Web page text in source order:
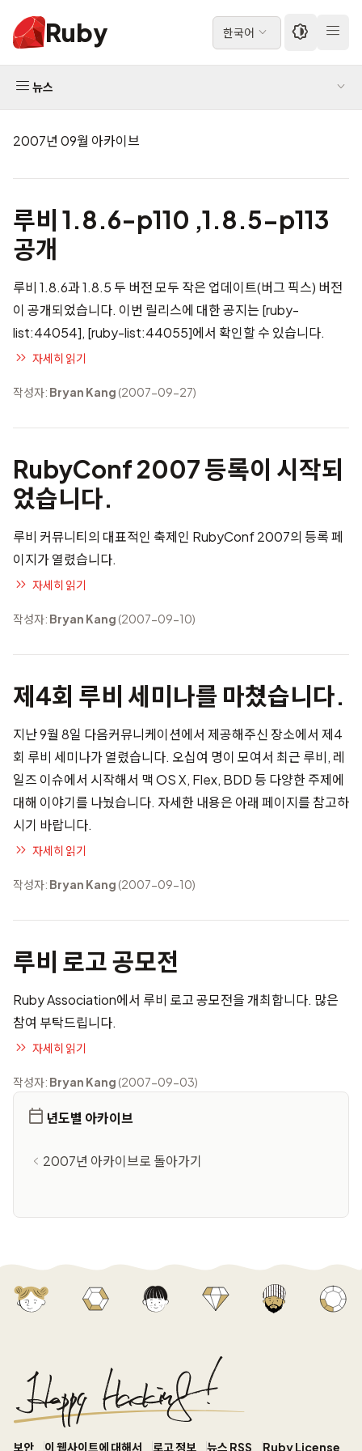
Ruby 한국어
뉴스
2007년 09월 아카이브
루비 1.8.6-p110 ,1.8.5-p113
공개
루비 1.8.6과 1.8.5 두 버전 모두 작은 업데이트(버그 픽스) 버전
이 공개되었습니다. 이번 릴리스에 대한 공지는 [ruby-
list:44054], [ruby-list:44055]에서 확인할 수 있습니다.
자세히 읽기
작성자: Bryan Kang (2007-09-27)
RubyConf 2007 등록이 시작되
었습니다.
루비 커뮤니티의 대표적인 축제인 RubyConf 2007의 등록 페
이지가 열렸습니다.
자세히 읽기
작성자: Bryan Kang (2007-09-10)
제4회 루비 세미나를 마쳤습니다.
지난 9월 8일 다음커뮤니케이션에서 제공해주신 장소에서 제4
회 루비 세미나가 열렸습니다. 오십여 명이 모여서 최근 루비, 레
일즈 이슈에서 시작해서 맥 OS X, Flex, BDD 등 다양한 주제에
대해 이야기를 나눴습니다. 자세한 내용은 아래 페이지를 참고하
시기 바랍니다.
자세히 읽기
작성자: Bryan Kang (2007-09-10)
루비 로고 공모전
Ruby Association에서 루비 로고 공모전을 개최합니다. 많은
참여 부탁드립니다.
자세히 읽기
작성자: Bryan Kang (2007-09-03)
년도별 아카이브
2007년 아카이브로 돌아가기
보안 이 웹사이트에 대해서 로고 정보 뉴스 RSS Ruby License